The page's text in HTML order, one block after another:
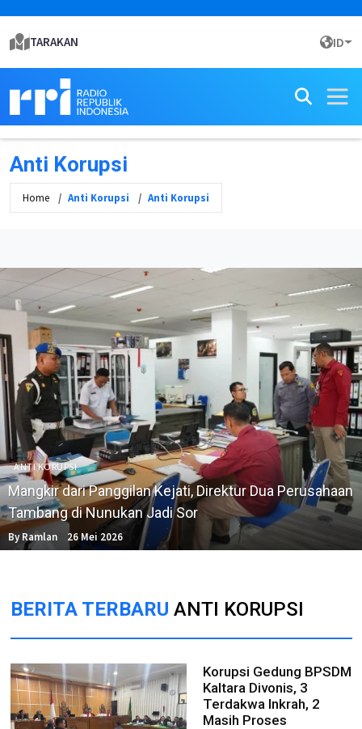
TARAKAN ID
Anti Korupsi
Home Anti Korupsi Anti Korupsi
ANTI KORUPSI
Mangkir dari Panggilan Kejati, Direktur Dua Perusahaan
Tambang di Nunukan Jadi Sor
By Ramlan 26 Mei 2026
BERITA TERBARU ANTI KORUPSI
Korupsi Gedung BPSDM
Kaltara Divonis, 3
Terdakwa Inkrah, 2
Masih Proses